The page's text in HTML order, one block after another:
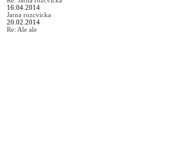
16.04.2014
Jarna rozcvicka
20.02.2014
Re: Ale ale